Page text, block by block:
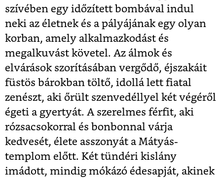
szívében egy időzített bombával indul
neki az életnek és a pályájának egy olyan
korban, amely alkalmazkodást és
megalkuvást követel. Az álmok és
elvárások szorításában vergődő, éjszakáit
füstös bárokban töltő, idollá lett fiatal
zenészt, aki őrült szenvedéllyel két végéről
égeti a gyertyát. A szerelmes férfit, aki
rózsacsokorral és bonbonnal várja
kedvesét, élete asszonyát a Mátyás-
templom előtt. Két tündéri kislány
imádott, mindig mókázó édesapját, akinek